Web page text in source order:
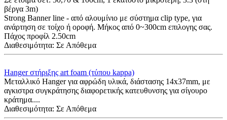
βέργα 3m)
Strong Banner line - από αλουμίνιο με σύστημα clip type, για
ανάρτηση σε τοίχο ή οροφή. Μήκος από 0~300cm επιλογης σας.
Πάχος προφίλ 2.50cm
Διαθεσιμότητα: Σε Απόθεμα
Hanger στήριξης art foam (τύπου kappa)
Μεταλλικό Hanger για αφρώδη υλικά, διάστασης 14x37mm, με
αγκιστρα συγκράτησης διαφορετικής κατευθυνσης για σίγουρο
κράτημα....
Διαθεσιμότητα: Σε Απόθεμα